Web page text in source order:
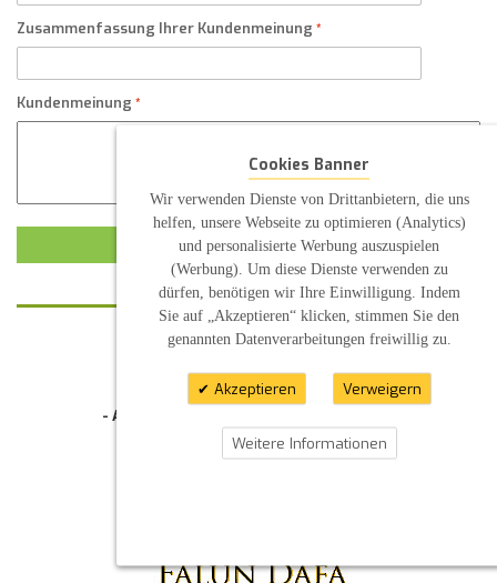
Zusammenfassung Ihrer Kundenmeinung
Kundenmeinung
KUNDENMEINUNG ABSCHICKEN
INFORMATION
- Allgemeine Geschäftsbedingung (AGB)
- Widerrufsbelehrung
- Datenschutzerklärung
Cookies Banner
Wir verwenden Dienste von Drittanbietern, die uns
helfen, unsere Webseite zu optimieren (Analytics)
und personalisierte Werbung auszuspielen
(Werbung). Um diese Dienste verwenden zu
dürfen, benötigen wir Ihre Einwilligung. Indem
Sie auf „Akzeptieren“ klicken, stimmen Sie den
genannten Datenverarbeitungen freiwillig zu.
Akzeptieren Verweigern
Weitere Informationen